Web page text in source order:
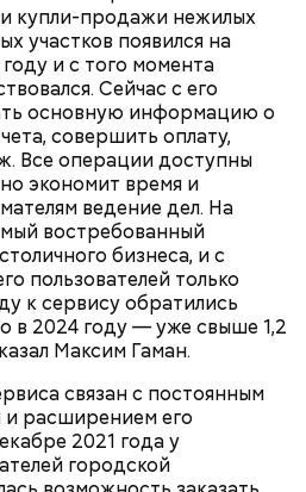
купли-продажи нежилых
участков появился на
и с того момента
Сейчас с его
основную информацию о
совершить оплату,
Все операции доступны
экономит время и
ведение дел. На
востребованный
бизнеса, и с
пользователей только
к сервису обратились
в 2024 году — уже свыше 1,2
Максим Гаман.
связан с постоянным
расширением его
2021 года у
городской
переулок
с букетом мимоз в
доме № 10, где было
«Накануне», работал
этот дом упоминается в
и очерке «Сорок
называют главным
на четыре части:
сад и Воробьевы
фестивали или
города, День Победы, а